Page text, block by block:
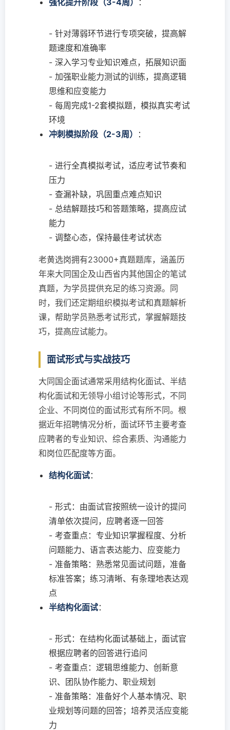
强化提升阶段（3-4周）
：
- 针对薄弱环节进行专项突破，提高解
题速度和准确率
- 深入学习专业知识难点，拓展知识面
- 加强职业能力测试的训练，提高逻辑
思维和应变能力
- 每周完成1-2套模拟题，模拟真实考试
环境
冲刺模拟阶段（2-3周）
：
- 进行全真模拟考试，适应考试节奏和
压力
- 查漏补缺，巩固重点难点知识
- 总结解题技巧和答题策略，提高应试
能力
- 调整心态，保持最佳考试状态
老黄选岗拥有23000+真题题库，涵盖历
年来大同国企及山西省内其他国企的笔试
真题，为学员提供充足的练习资源。同
时，我们还定期组织模拟考试和真题解析
课，帮助学员熟悉考试形式，掌握解题技
巧，提高应试能力。
面试形式与实战技巧
大同国企面试通常采用结构化面试、半结
构化面试和无领导小组讨论等形式，不同
企业、不同岗位的面试形式有所不同。根
据近年招聘情况分析，面试环节主要考查
应聘者的专业知识、综合素质、沟通能力
和岗位匹配度等方面。
结构化面试：
- 形式：由面试官按照统一设计的提问
清单依次提问，应聘者逐一回答
- 考查重点：专业知识掌握程度、分析
问题能力、语言表达能力、应变能力
- 准备策略：熟悉常见面试问题，准备
标准答案；练习清晰、有条理地表达观
点
半结构化面试：
- 形式：在结构化面试基础上，面试官
根据应聘者的回答进行追问
- 考查重点：逻辑思维能力、创新意
识、团队协作能力、职业规划
- 准备策略：准备好个人基本情况、职
业规划等问题的回答；培养灵活应变能
力